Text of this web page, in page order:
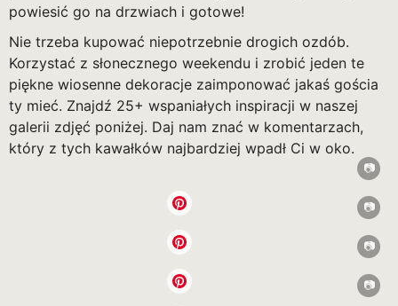
powiesić go na drzwiach i gotowe!
Nie trzeba kupować niepotrzebnie drogich ozdób.
Korzystać z słonecznego weekendu i zrobić jeden te
piękne wiosenne dekoracje zaimponować jakaś gościa
ty mieć. Znajdź 25+ wspaniałych inspiracji w naszej
galerii zdjęć poniżej. Daj nam znać w komentarzach,
który z tych kawałków najbardziej wpadł Ci w oko.